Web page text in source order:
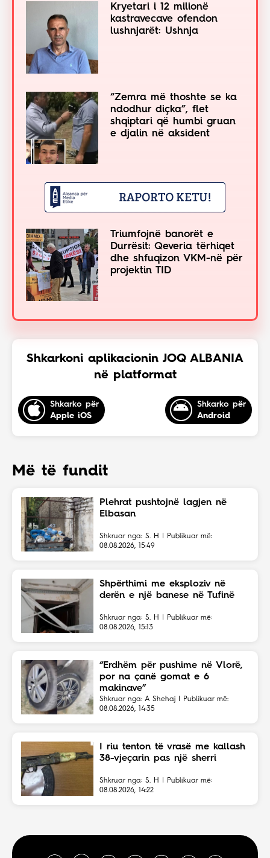
Kryetari i 12 milionë
kastravecave ofendon
lushnjarët: Ushnja
“Zemra më thoshte se ka
ndodhur diçka”, flet
shqiptari që humbi gruan
e djalin në aksident
Triumfojnë banorët e
Durrësit: Qeveria tërhiqet
dhe shfuqizon VKM-në për
projektin TID
Shkarkoni aplikacionin JOQ ALBANIA
në platformat
Shkarko për
Apple iOS
Shkarko për
Android
Më të fundit
Plehrat pushtojnë lagjen në
Elbasan
Shkruar nga: S. H | Publikuar më:
08.08.2026, 15:49
Shpërthimi me eksploziv në
derën e një banese në Tufinë
Shkruar nga: S. H | Publikuar më:
08.08.2026, 15:13
“Erdhëm për pushime në Vlorë,
por na çanë gomat e 6
makinave”
Shkruar nga: A Shehaj | Publikuar më:
08.08.2026, 14:35
I riu tenton të vrasë me kallash
38-vjeçarin pas një sherri
Shkruar nga: S. H | Publikuar më:
08.08.2026, 14:22